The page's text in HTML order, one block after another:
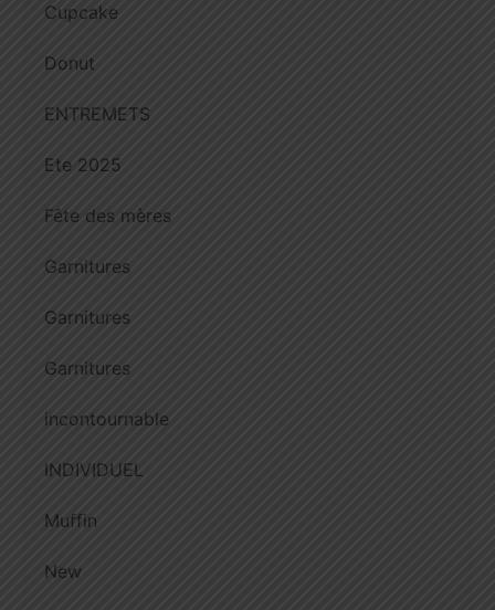
Cupcake
Donut
ENTREMETS
Ete 2025
Fête des mères
Garnitures
Garnitures
Garnitures
incontournable
INDIVIDUEL
Muffin
New